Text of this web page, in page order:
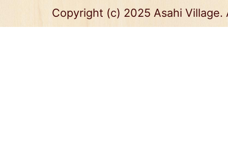
Copyright (c) 2025 Asahi Village.